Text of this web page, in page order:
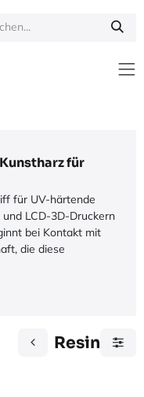
für
für UV-härtende
LCD-3D-Druckern
bei Kontakt mit
die diese
Resin